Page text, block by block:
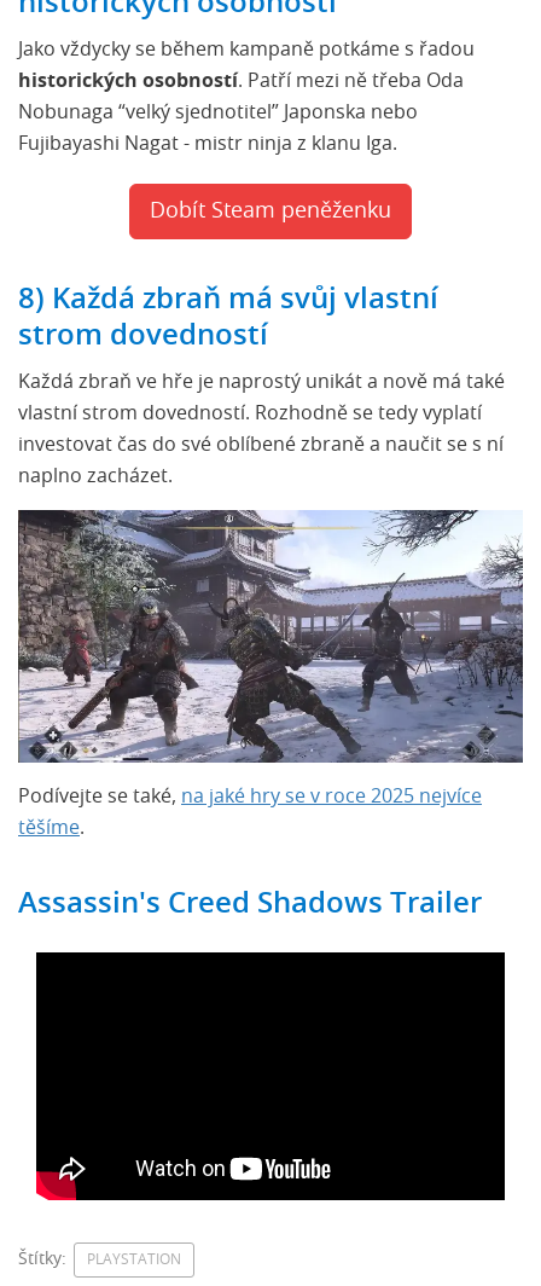
Jako vždycky se během kampaně potkáme s řadou
historických osobností. Patří mezi ně třeba Oda
Nobunaga “velký sjednotitel” Japonska nebo
Fujibayashi Nagat - mistr ninja z klanu Iga.
Dobít Steam peněženku
8) Každá zbraň má svůj vlastní
strom dovedností
Každá zbraň ve hře je naprostý unikát a nově má také
vlastní strom dovedností. Rozhodně se tedy vyplatí
investovat čas do své oblíbené zbraně a naučit se s ní
naplno zacházet.
Podívejte se také, na jaké hry se v roce 2025 nejvíce
těšíme.
Assassin's Creed Shadows Trailer
Štítky: PLAYSTATION